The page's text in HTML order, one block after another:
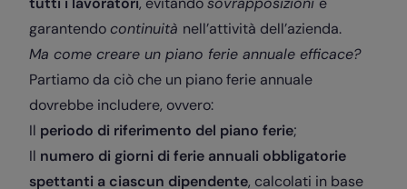
garantendocontinuità nell’attività dell’azienda.
Ma come creare un piano ferie annuale efficace?
Partiamo da ciò che un piano ferie annuale
dovrebbe includere, ovvero:
Il periodo di riferimento del piano ferie;
Il numero di giorni di ferie annuali obbligatorie
spettanti a ciascun dipendente, calcolati in base